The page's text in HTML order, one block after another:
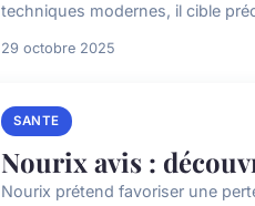
techniques modernes, il cible
29 octobre 2025
SANTE
Nourix avis :
Nourix prétend favoriser une